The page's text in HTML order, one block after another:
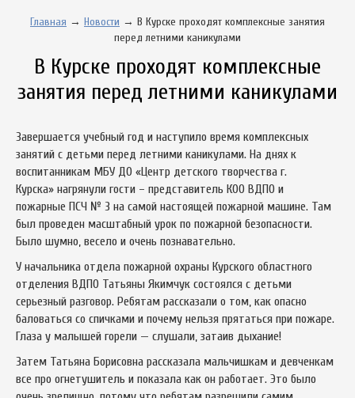
Главная → Новости → В Курске проходят комплексные занятия
перед летними каникулами
В Курске проходят комплексные
занятия перед летними каникулами
Завершается учебный год и наступило время комплексных
занятий с детьми перед летними каникулами. На днях к
воспитанникам МБУ ДО «Центр детского творчества г.
Курска» нагрянули гости – представитель КОО ВДПО и
пожарные ПСЧ № 3 на самой настоящей пожарной машине. Там
был проведен масштабный урок по пожарной безопасности.
Было шумно, весело и очень познавательно.
У начальника отдела пожарной охраны Курского областного
отделения ВДПО Татьяны Якимчук состоялся с детьми
серьезный разговор. Ребятам рассказали о том, как опасно
баловаться со спичками и почему нельзя прятаться при пожаре.
Глаза у малышей горели — слушали, затаив дыхание!
Затем Татьяна Борисовна рассказала мальчишкам и девченкам
все про огнетушитель и показала как он работает. Это было